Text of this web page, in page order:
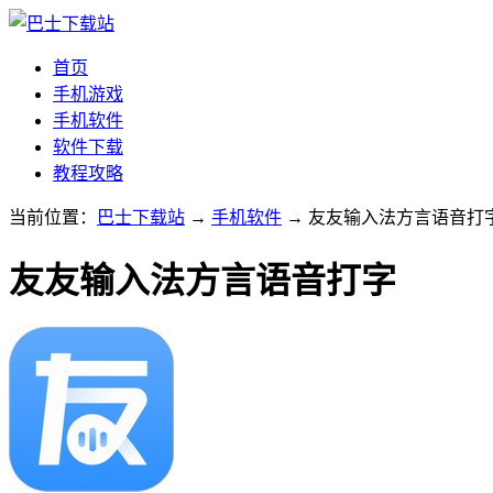
首页
手机游戏
手机软件
软件下载
教程攻略
当前位置： 巴士下载站 → 手机软件 → 友友输入法方言语音打
友友输入法方言语音打字